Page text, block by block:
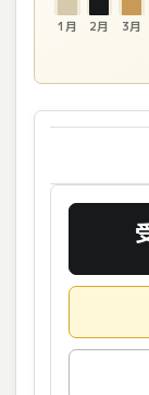
1月 2月 3月